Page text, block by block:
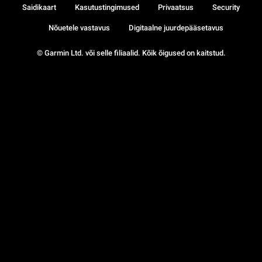
© Garmin Ltd. või selle filiaalid. Kõik õigused on kaitstud.
Saidikaart Kasutustingimused Privaatsus Security
Nõuetele vastavus Digitaalne juurdepääsetavus